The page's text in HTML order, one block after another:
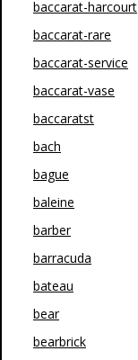
baccarat-harcourt
baccarat-rare
baccarat-service
baccarat-vase
baccaratst
bach
bague
baleine
barber
barracuda
bateau
bear
bearbrick